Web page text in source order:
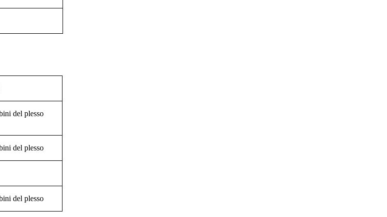
del plesso
del plesso
del plesso